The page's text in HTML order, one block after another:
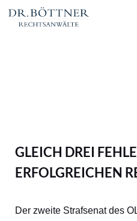
GLEICH DREI
ERFOLGREICHEN
Der zweite Strafsenat des